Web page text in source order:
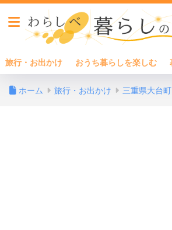
旅行・お出かけ おうち暮らしを楽しむ
ホーム 旅行・お出かけ 三重県大台町